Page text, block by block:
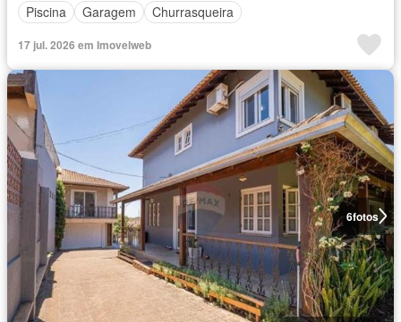
Piscina
Garagem Churrasqueira
17 jul. 2026 em Imovelweb
6fotos